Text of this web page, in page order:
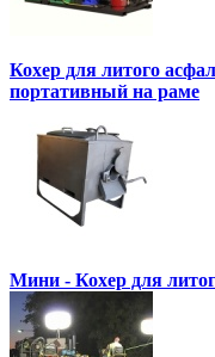
Кохер для литого
портативный на раме
Мини - Кохер для